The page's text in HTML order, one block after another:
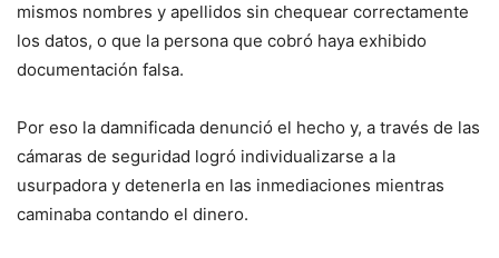
mismos nombres y apellidos sin chequear correctamente
los datos, o que la persona que cobró haya exhibido
documentación falsa.
Por eso la damnificada denunció el hecho y, a través de las
cámaras de seguridad logró individualizarse a la
usurpadora y detenerla en las inmediaciones mientras
caminaba contando el dinero.